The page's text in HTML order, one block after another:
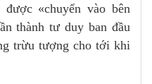
«chuyển vào bên
thành tư duy ban đầu
trừu tượng cho tới khi